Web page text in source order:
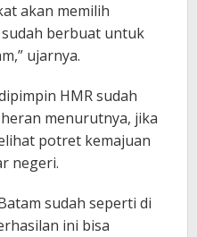
akan memilih
berbuat untuk
ujarnya.
HMR sudah
menurutnya, jika
potret kemajuan
negeri.
sudah seperti di
ini bisa